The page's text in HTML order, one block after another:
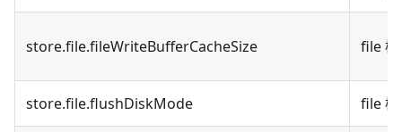
store.file.fileWriteBufferCacheSize file
store.file.flushDiskMode file 模